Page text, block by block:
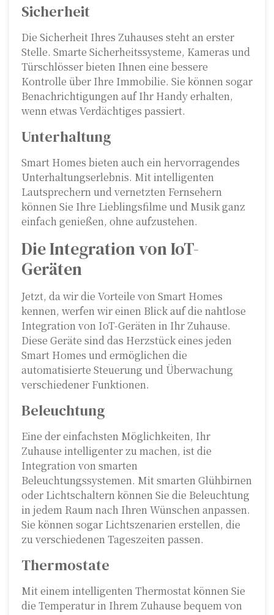
Sicherheit
Die Sicherheit Ihres Zuhauses steht an erster
Stelle. Smarte Sicherheitssysteme, Kameras und
Türschlösser bieten Ihnen eine bessere
Kontrolle über Ihre Immobilie. Sie können sogar
Benachrichtigungen auf Ihr Handy erhalten,
wenn etwas Verdächtiges passiert.
Unterhaltung
Smart Homes bieten auch ein hervorragendes
Unterhaltungserlebnis. Mit intelligenten
Lautsprechern und vernetzten Fernsehern
können Sie Ihre Lieblingsfilme und Musik ganz
einfach genießen, ohne aufzustehen.
Die Integration von IoT-
Geräten
Jetzt, da wir die Vorteile von Smart Homes
kennen, werfen wir einen Blick auf die nahtlose
Integration von IoT-Geräten in Ihr Zuhause.
Diese Geräte sind das Herzstück eines jeden
Smart Homes und ermöglichen die
automatisierte Steuerung und Überwachung
verschiedener Funktionen.
Beleuchtung
Eine der einfachsten Möglichkeiten, Ihr
Zuhause intelligenter zu machen, ist die
Integration von smarten
Beleuchtungssystemen. Mit smarten Glühbirnen
oder Lichtschaltern können Sie die Beleuchtung
in jedem Raum nach Ihren Wünschen anpassen.
Sie können sogar Lichtszenarien erstellen, die
zu verschiedenen Tageszeiten passen.
Thermostate
Mit einem intelligenten Thermostat können Sie
die Temperatur in Ihrem Zuhause bequem von